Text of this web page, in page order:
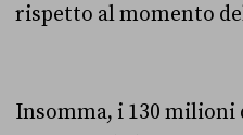
rispetto al momento
Insomma, i 130 milioni